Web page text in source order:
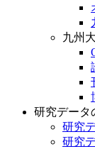
九州
研究データ
研究
研究